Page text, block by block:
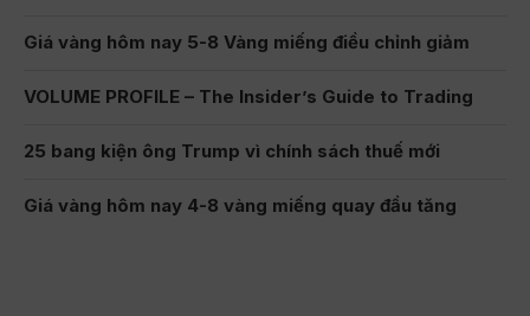
Giá vàng hôm nay 5-8 Vàng miếng điều chỉnh giảm
VOLUME PROFILE – The Insider’s Guide to Trading
25 bang kiện ông Trump vì chính sách thuế mới
Giá vàng hôm nay 4-8 vàng miếng quay đầu tăng